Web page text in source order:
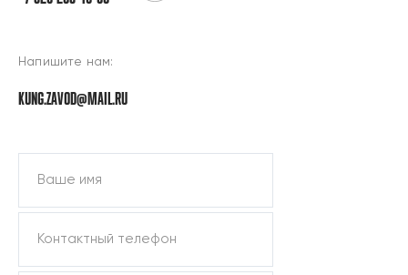
Напишите нам:
KUNG.ZAVOD@MAIL.RU